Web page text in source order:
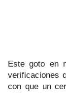
Este goto en
verificaciones
con que un